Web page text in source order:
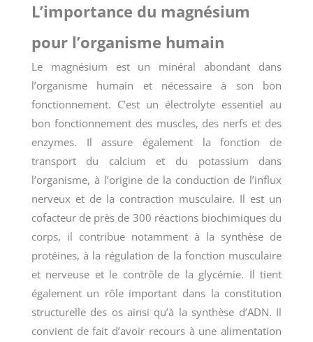
L’importance du magnésium
pour l’organisme humain
Le magnésium est un minéral abondant dans
l’organisme humain et nécessaire à son bon
fonctionnement. C’est un électrolyte essentiel au
bon fonctionnement des muscles, des nerfs et des
enzymes. Il assure également la fonction de
transport du calcium et du potassium dans
l’organisme, à l’origine de la conduction de l’influx
nerveux et de la contraction musculaire. Il est un
cofacteur de près de 300 réactions biochimiques du
corps, il contribue notamment à la synthèse de
protéines, à la régulation de la fonction musculaire
et nerveuse et le contrôle de la glycémie. Il tient
également un rôle important dans la constitution
structurelle des os ainsi qu’à la synthèse d’ADN. Il
convient de fait d’avoir recours à une alimentation